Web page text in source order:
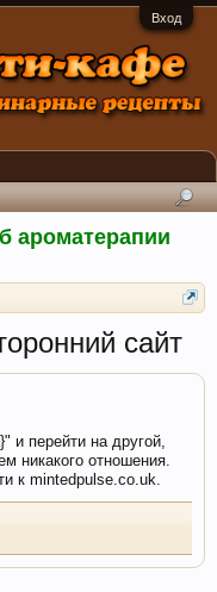
Вход
ароматерапии
сайт
и перейти на другой,
никакого отношения.
к mintedpulse.co.uk.